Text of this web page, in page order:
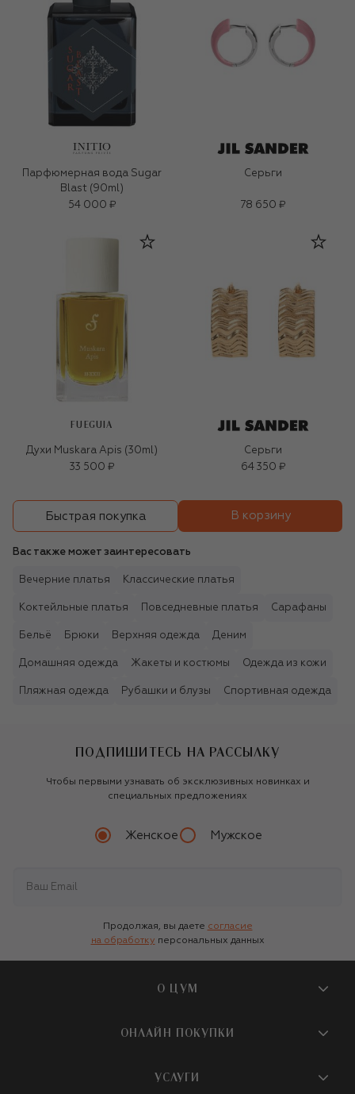
Парфюмерная вода Sugar
Blast (90ml)
54 000 ₽
Серьги
78 650 ₽
FUEGUIA
Духи Muskara Apis (30ml)
33 500 ₽
Серьги
64 350 ₽
Быстрая покупка В корзину
Вас также может заинтересовать
Вечерние платья Классические платья
Коктейльные платья Повседневные платья Сарафаны
Бельё Брюки Верхняя одежда Деним
Домашняя одежда Жакеты и костюмы Одежда из кожи
Пляжная одежда Рубашки и блузы Спортивная одежда
ПОДПИШИТЕСЬ НА РАССЫЛКУ
Чтобы первыми узнавать об эксклюзивных новинках и
специальных предложениях
Женское Мужское
Продолжая, вы даете согласие
на обработку персональных данных
О ЦУМ
О магазине
Бутики и ПВЗ ЦУМ
ОНЛАЙН ПОКУПКИ
УСЛУГИ